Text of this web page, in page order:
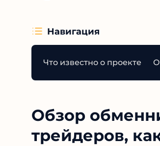
Навигация
Что известно о проекте
Обзор
трейдеров,